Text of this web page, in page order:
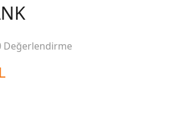
Değerlendirme